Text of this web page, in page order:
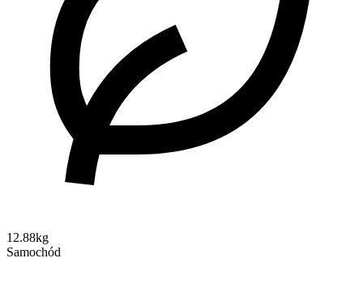
12.88kg
Samochód